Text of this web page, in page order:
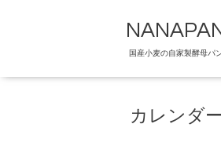
国産小麦の自家製酵母パ
カレンダー